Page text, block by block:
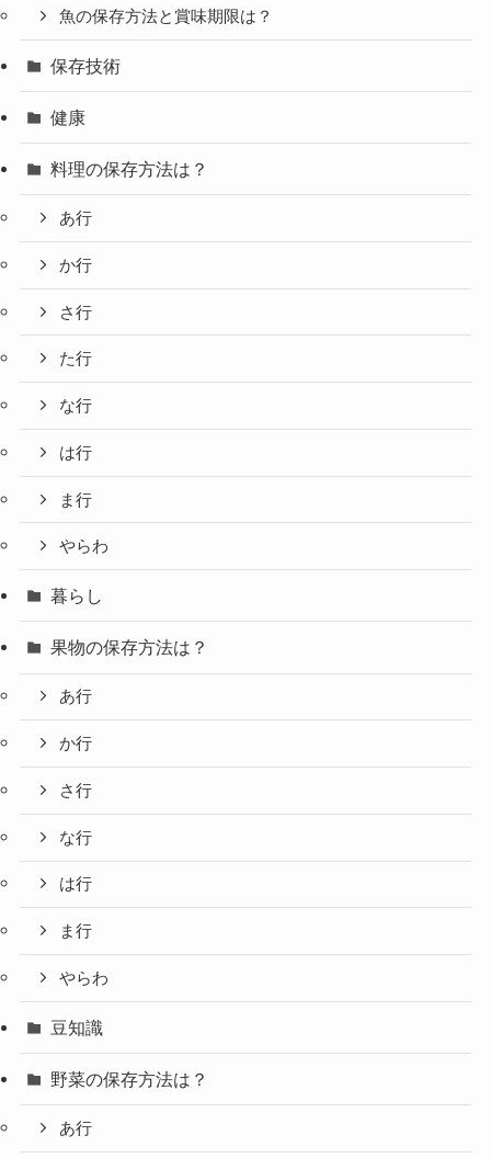
魚の保存方法と賞味期限は？
保存技術
健康
料理の保存方法は？
あ行
か行
さ行
た行
な行
は行
ま行
やらわ
暮らし
果物の保存方法は？
あ行
か行
さ行
な行
は行
ま行
やらわ
豆知識
野菜の保存方法は？
あ行